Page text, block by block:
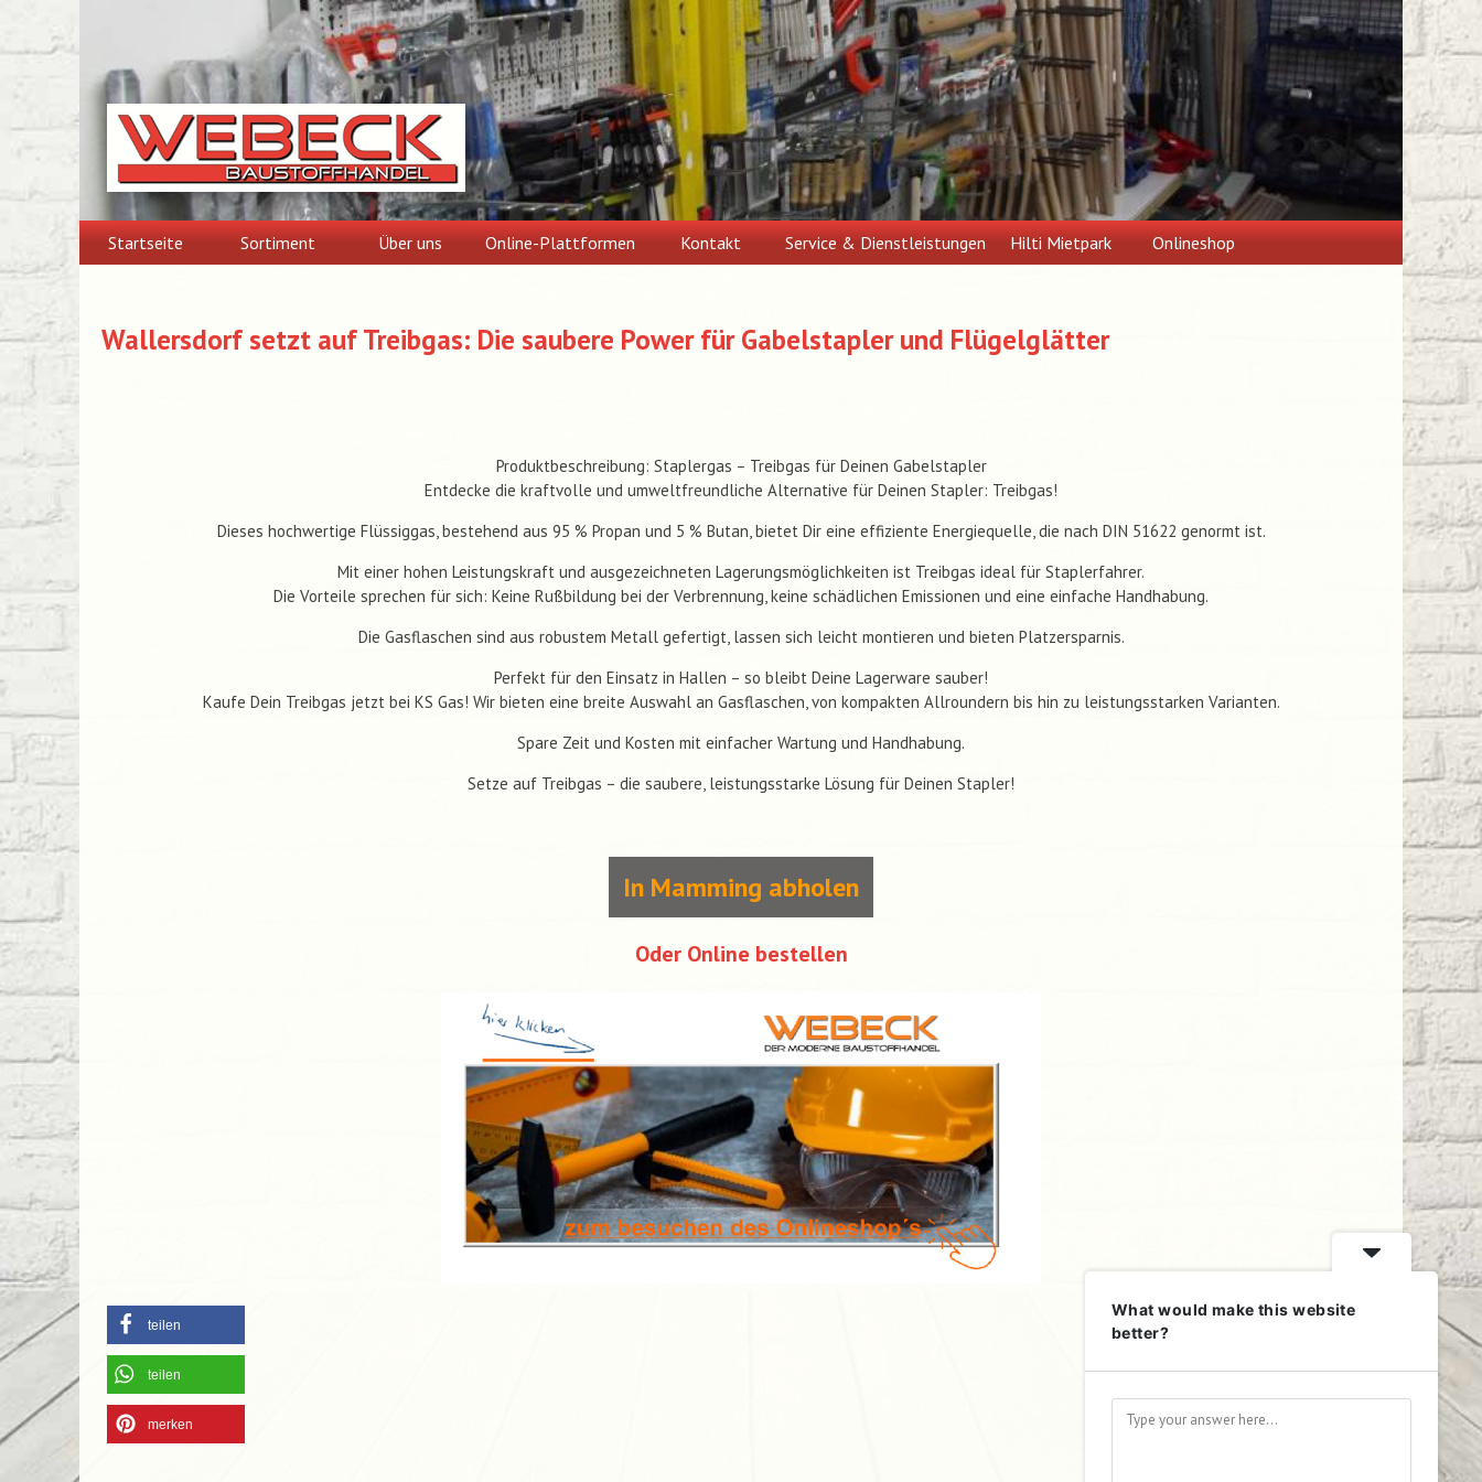
content
Startseite Sortiment Über uns Online-Plattformen Kontakt Service & Dienstleistungen Hilti Mietpark Onlineshop
Wallersdorf setzt auf Treibgas: Die saubere Power für Gabelstapler und Flügelglätter
Produktbeschreibung: Staplergas – Treibgas für Deinen Gabelstapler
Entdecke die kraftvolle und umweltfreundliche Alternative für Deinen Stapler: Treibgas!
Dieses hochwertige Flüssiggas, bestehend aus 95 % Propan und 5 % Butan, bietet Dir eine effiziente Energiequelle, die nach DIN 51622 genormt ist.
Mit einer hohen Leistungskraft und ausgezeichneten Lagerungsmöglichkeiten ist Treibgas ideal für Staplerfahrer.
Die Vorteile sprechen für sich: Keine Rußbildung bei der Verbrennung, keine schädlichen Emissionen und eine einfache Handhabung.
Die Gasflaschen sind aus robustem Metall gefertigt, lassen sich leicht montieren und bieten Platzersparnis.
Perfekt für den Einsatz in Hallen – so bleibt Deine Lagerware sauber!
Kaufe Dein Treibgas jetzt bei KS Gas! Wir bieten eine breite Auswahl an Gasflaschen, von kompakten Allroundern bis hin zu leistungsstarken Varianten.
Spare Zeit und Kosten mit einfacher Wartung und Handhabung.
Setze auf Treibgas – die saubere, leistungsstarke Lösung für Deinen Stapler!
In Mamming abholen
Oder Online bestellen
teilen
teilen
merken
What would make this website
better?